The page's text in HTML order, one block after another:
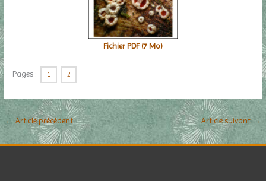
Fichier PDF (7 Mo)
Pages : 1 2
← Article précédent Article suivant→